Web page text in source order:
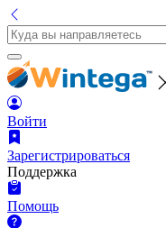
Войти
Зарегистрироваться
Поддержка
Помощь